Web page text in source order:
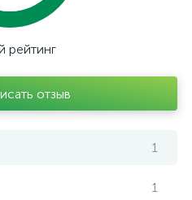
рейтинг
отзыв
1
1